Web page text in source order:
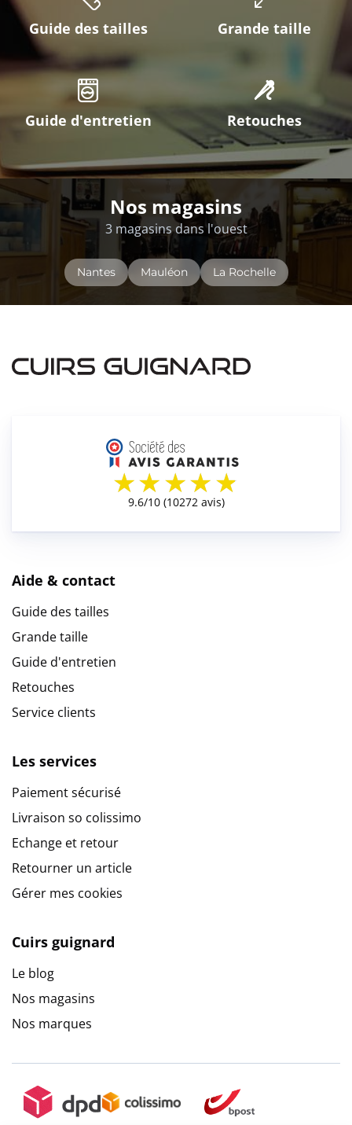
Guide des tailles Grande taille
Guide d'entretien Retouches
Nos magasins
3 magasins dans l'ouest
Nantes Mauléon La Rochelle
Aide & contact
Guide des tailles
Grande taille
Guide d'entretien
Retouches
Service clients
Les services
Paiement sécurisé
Livraison so colissimo
Echange et retour
Retourner un article
Gérer mes cookies
Cuirs guignard
Le blog
Nos magasins
Nos marques